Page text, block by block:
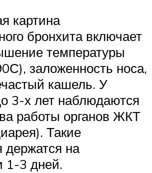
картина
бронхита включает
температуры
заложенность носа,
кашель. У
3-х лет наблюдаются
работы органов ЖКТ
Такие
держатся на
1-3 дней.